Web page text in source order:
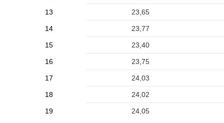
13 23,65
14 23,77
15 23,40
16 23,75
17 24,03
18 24,02
19 24,05